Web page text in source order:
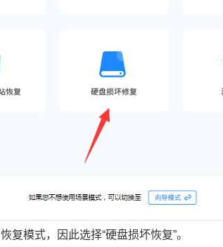
复模式，因此选择“硬盘损坏恢复”。